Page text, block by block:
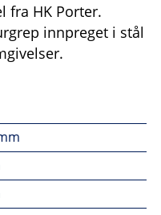
fra HK Porter.
innpreget i stål